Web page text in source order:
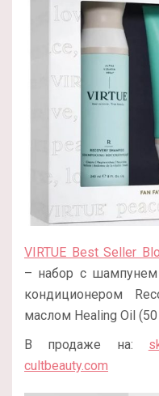
VIRTUE Best Seller
– набор с шампунем
кондиционером
маслом Healing Oil
В продаже на:
cultbeauty.com